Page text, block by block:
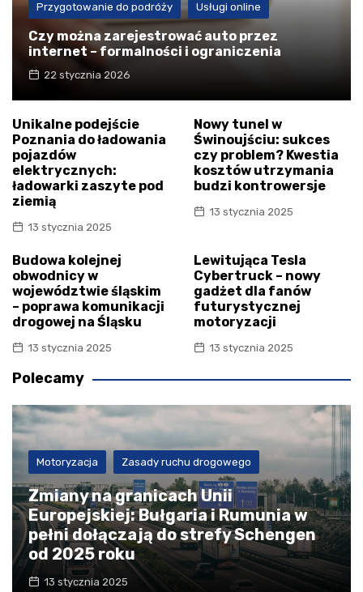
Przygotowanie do podróży Usługi online
Czy można zarejestrować auto przez
internet – formalności i ograniczenia
22 stycznia 2026
Unikalne podejście
Poznania do ładowania
pojazdów
elektrycznych:
ładowarki zaszyte pod
ziemią
13 stycznia 2025
Nowy tunel w
Świnoujściu: sukces
czy problem? Kwestia
kosztów utrzymania
budzi kontrowersje
13 stycznia 2025
Budowa kolejnej
obwodnicy w
województwie śląskim
– poprawa komunikacji
drogowej na Śląsku
13 stycznia 2025
Lewitująca Tesla
Cybertruck – nowy
gadżet dla fanów
futurystycznej
motoryzacji
13 stycznia 2025
Polecamy
Motoryzacja Zasady ruchu drogowego
Zmiany na granicach Unii
Europejskiej: Bułgaria i Rumunia w
pełni dołączają do strefy Schengen
od 2025 roku
13 stycznia 2025